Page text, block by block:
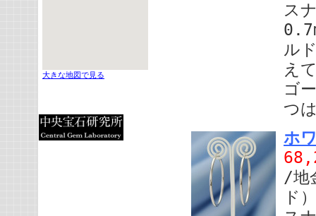
大きな地図で見る
ス
ル
え
ゴ
つ
ホ
/地
ド